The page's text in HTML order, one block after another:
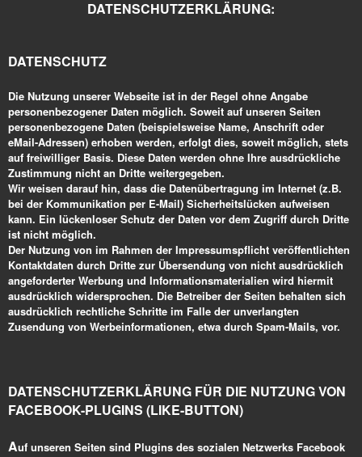
DATENSCHUTZERKLÄRUNG:
DATENSCHUTZ
Die Nutzung unserer Webseite ist in der Regel ohne Angabe
personenbezogener Daten möglich. Soweit auf unseren Seiten
personenbezogene Daten (beispielsweise Name, Anschrift oder
eMail-Adressen) erhoben werden, erfolgt dies, soweit möglich, stets
auf freiwilliger Basis. Diese Daten werden ohne Ihre ausdrückliche
Zustimmung nicht an Dritte weitergegeben.
Wir weisen darauf hin, dass die Datenübertragung im Internet (z.B.
bei der Kommunikation per E-Mail) Sicherheitslücken aufweisen
kann. Ein lückenloser Schutz der Daten vor dem Zugriff durch Dritte
ist nicht möglich.
Der Nutzung von im Rahmen der Impressumspflicht veröffentlichten
Kontaktdaten durch Dritte zur Übersendung von nicht ausdrücklich
angeforderter Werbung und Informationsmaterialien wird hiermit
ausdrücklich widersprochen. Die Betreiber der Seiten behalten sich
ausdrücklich rechtliche Schritte im Falle der unverlangten
Zusendung von Werbeinformationen, etwa durch Spam-Mails, vor.
DATENSCHUTZERKLÄRUNG FÜR DIE NUTZUNG VON
FACEBOOK-PLUGINS (LIKE-BUTTON)
Auf unseren Seiten sind Plugins des sozialen Netzwerks Facebook